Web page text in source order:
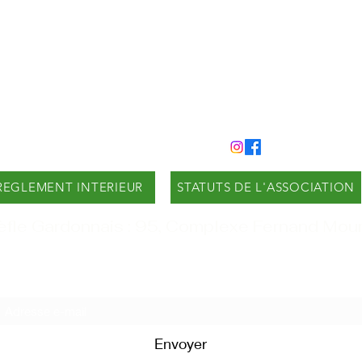
INTERIEUR STATUTS DE L'ASSOCIATION
Envoyer